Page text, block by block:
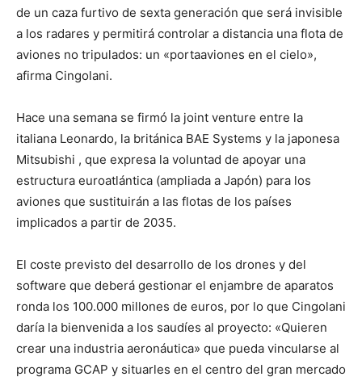
de un caza furtivo de sexta generación que será invisible
a los radares y permitirá controlar a distancia una flota de
aviones no tripulados: un «portaaviones en el cielo»,
afirma Cingolani.
Hace una semana se firmó la joint venture entre la
italiana Leonardo, la británica BAE Systems y la japonesa
Mitsubishi , que expresa la voluntad de apoyar una
estructura euroatlántica (ampliada a Japón) para los
aviones que sustituirán a las flotas de los países
implicados a partir de 2035.
El coste previsto del desarrollo de los drones y del
software que deberá gestionar el enjambre de aparatos
ronda los 100.000 millones de euros, por lo que Cingolani
daría la bienvenida a los saudíes al proyecto: «Quieren
crear una industria aeronáutica» que pueda vincularse al
programa GCAP y situarles en el centro del gran mercado